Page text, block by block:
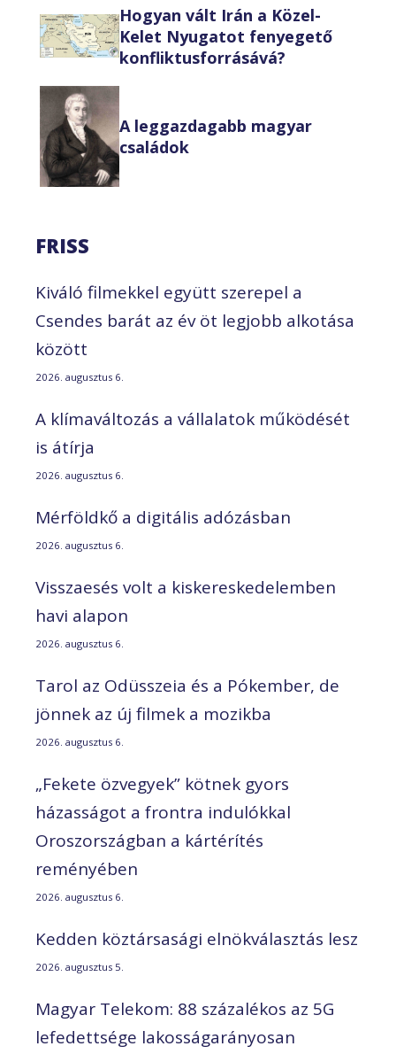
Hogyan vált Irán a Közel-
Kelet Nyugatot fenyegető
konfliktusforrásává?
A leggazdagabb magyar
családok
FRISS
Kiváló filmekkel együtt szerepel a
Csendes barát az év öt legjobb alkotása
között
2026. augusztus 6.
A klímaváltozás a vállalatok működését
is átírja
2026. augusztus 6.
Mérföldkő a digitális adózásban
2026. augusztus 6.
Visszaesés volt a kiskereskedelemben
havi alapon
2026. augusztus 6.
Tarol az Odüsszeia és a Pókember, de
jönnek az új filmek a mozikba
2026. augusztus 6.
„Fekete özvegyek” kötnek gyors
házasságot a frontra indulókkal
Oroszországban a kártérítés
reményében
2026. augusztus 6.
Kedden köztársasági elnökválasztás lesz
2026. augusztus 5.
Magyar Telekom: 88 százalékos az 5G
lefedettsége lakosságarányosan